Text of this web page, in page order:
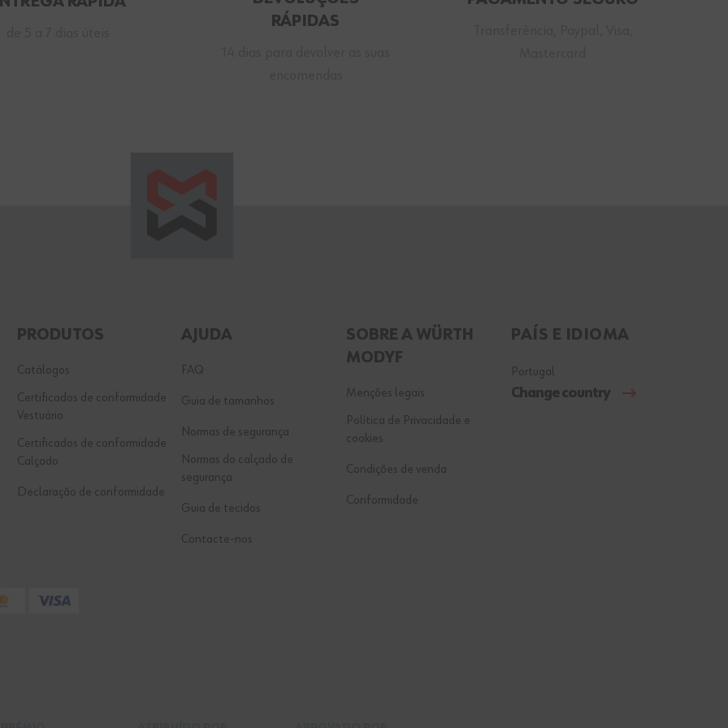
RÁPIDAS
PRODUTOS
Catálogos
Certificados de conformidade
Vestuário
Certificados de conformidade
Calçado
Declaração de conformidade
AJUDA
FAQ
Guia de tamanhos
Normas de segurança
Normas do calçado de
segurança
Guia de tecidos
Contacte-nos
SOBRE A WÜRTH
MODYF
Menções legais
Política de Privacidade e
cookies
Condições de venda
Conformidade
PAÍS E IDIOMA
Portugal
Change country